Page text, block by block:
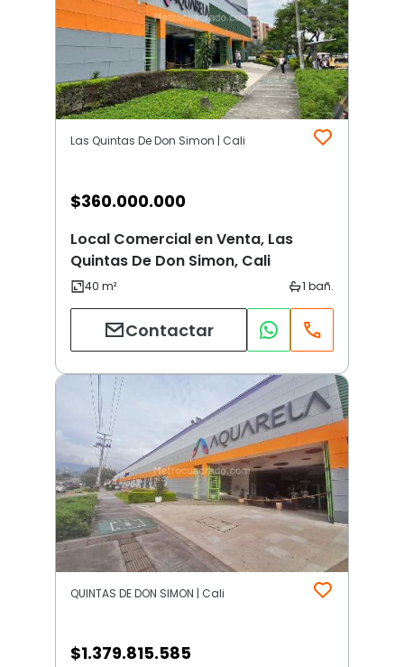
Las Quintas De Don Simon | Cali
$360.000.000
Local Comercial en Venta, Las
Quintas De Don Simon, Cali
Contactar
QUINTAS DE DON SIMON | Cali
$1.379.815.585